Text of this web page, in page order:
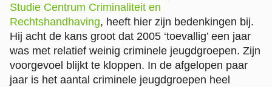
Studie Centrum Criminaliteit en
Rechtshandhaving, heeft hier zijn bedenkingen bij.
Hij acht de kans groot dat 2005 ‘toevallig’ een jaar
was met relatief weinig criminele jeugdgroepen. Zijn
voorgevoel blijkt te kloppen. In de afgelopen paar
jaar is het aantal criminele jeugdgroepen heel